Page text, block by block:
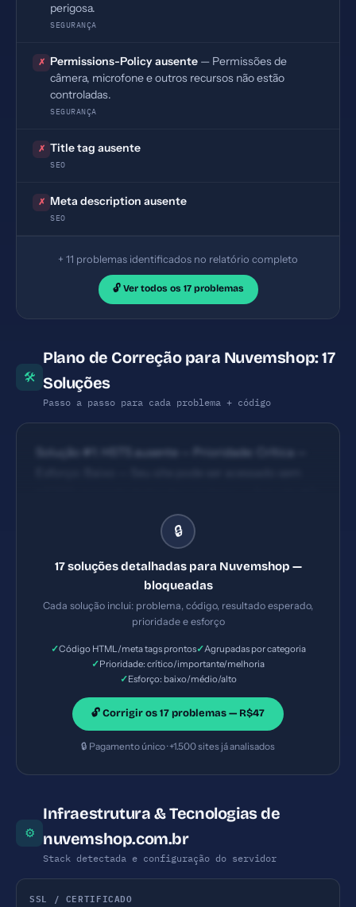
perigosa.
SEGURANÇA
✗ Permissions-Policy ausente — Permissões de
câmera, microfone e outros recursos não estão
controladas.
SEGURANÇA
✗ Title tag ausente
SEO
✗ Meta description ausente
SEO
+ 11 problemas identificados no relatório completo
🔓 Ver todos os 17 problemas
🛠
Plano de Correção para Nuvemshop: 17
Soluções
Passo a passo para cada problema + código
Solução #1: HSTS ausente — Prioridade: Crítica —
Content Security Policy ausente — Prioridade:
Crítica — Esforço: Baixo — Seu site está vulnerável a
Solução #5: Title tag ausente — Prioridade:
Importante — Esforço: Baixo
🔒
17 soluções detalhadas para Nuvemshop —
bloqueadas
Cada solução inclui: problema, código, resultado esperado,
prioridade e esforço
✓Código HTML/meta tags prontos✓Agrupadas por categoria
✓Prioridade: crítico/importante/melhoria
✓Esforço: baixo/médio/alto
🔓 Corrigir os 17 problemas — R$47
🔒 Pagamento único · +1.500 sites já analisados
⚙
Infraestrutura & Tecnologias de
nuvemshop.com.br
Stack detectada e configuração do servidor
SSL / CERTIFICADO